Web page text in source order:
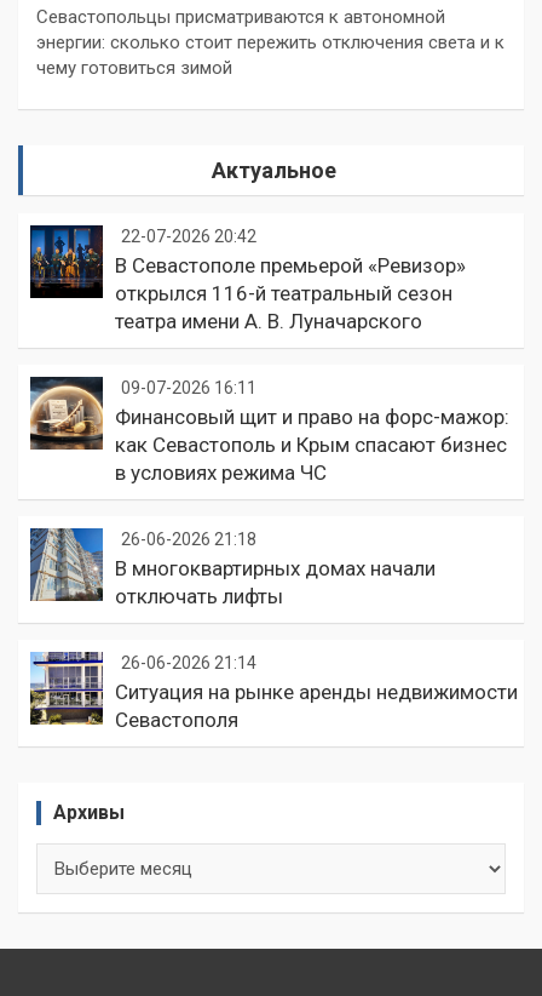
Севастопольцы присматриваются к автономной
энергии: сколько стоит пережить отключения света и к
чему готовиться зимой
Актуальное
22-07-2026 20:42
В Севастополе премьерой «Ревизор»
открылся 116-й театральный сезон
театра имени А. В. Луначарского
09-07-2026 16:11
Финансовый щит и право на форс-мажор:
как Севастополь и Крым спасают бизнес
в условиях режима ЧС
26-06-2026 21:18
В многоквартирных домах начали
отключать лифты
26-06-2026 21:14
Ситуация на рынке аренды недвижимости
Севастополя
Архивы